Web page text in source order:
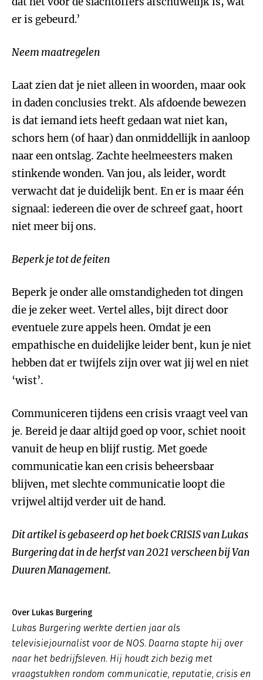
er is gebeurd.’
Neem maatregelen
Laat zien dat je niet alleen in woorden, maar ook
in daden conclusies trekt. Als afdoende bewezen
is dat iemand iets heeft gedaan wat niet kan,
schors hem (of haar) dan onmiddellijk in aanloop
naar een ontslag. Zachte heelmeesters maken
stinkende wonden. Van jou, als leider, wordt
verwacht dat je duidelijk bent. En er is maar één
signaal: iedereen die over de schreef gaat, hoort
niet meer bij ons.
Beperk je tot de feiten
Beperk je onder alle omstandigheden tot dingen
die je zeker weet. Vertel alles, bijt direct door
eventuele zure appels heen. Omdat je een
empathische en duidelijke leider bent, kun je niet
hebben dat er twijfels zijn over wat jij wel en niet
‘wist’.
Communiceren tijdens een crisis vraagt veel van
je. Bereid je daar altijd goed op voor, schiet nooit
vanuit de heup en blijf rustig. Met goede
communicatie kan een crisis beheersbaar
blijven, met slechte communicatie loopt die
vrijwel altijd verder uit de hand.
Dit artikel is gebaseerd op het boek CRISIS van Lukas
Burgering dat in de herfst van 2021 verscheen bij Van
Duuren Management.
Over Lukas Burgering
Lukas Burgering werkte dertien jaar als
televisiejournalist voor de NOS. Daarna stapte hij over
naar het bedrijfsleven. Hij houdt zich bezig met
vraagstukken rondom communicatie, reputatie, crisis en